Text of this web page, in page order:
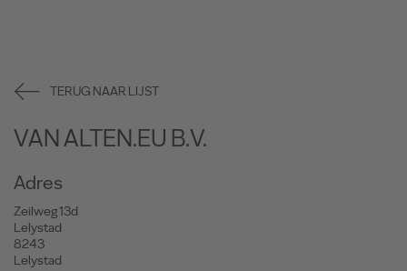
TERUG NAAR LIJST
VAN ALTEN.EU B.V.
Adres
Zeilweg 13d
Lelystad
8243
Lelystad